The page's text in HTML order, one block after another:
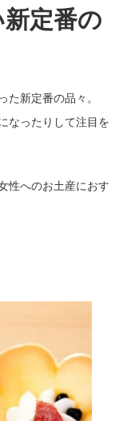
定番の
新定番の品々。
なったりして注目を
性へのお土産におす